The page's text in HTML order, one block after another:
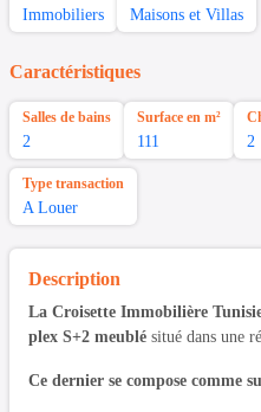
Immobiliers Maisons et Villas
Caractéristiques
Salles de bains
2
Surface en m²
111 2
Type transaction
A Louer
Description
La Croisette Immobilière
plex S+2 meublé situé dans une
Ce dernier se compose comme